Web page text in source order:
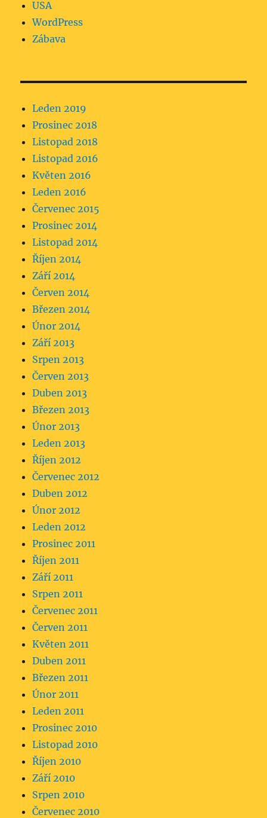
USA
WordPress
Zábava
Leden 2019
Prosinec 2018
Listopad 2018
Listopad 2016
Květen 2016
Leden 2016
Červenec 2015
Prosinec 2014
Listopad 2014
Říjen 2014
Září 2014
Červen 2014
Březen 2014
Únor 2014
Září 2013
Srpen 2013
Červen 2013
Duben 2013
Březen 2013
Únor 2013
Leden 2013
Říjen 2012
Červenec 2012
Duben 2012
Únor 2012
Leden 2012
Prosinec 2011
Říjen 2011
Září 2011
Srpen 2011
Červenec 2011
Červen 2011
Květen 2011
Duben 2011
Březen 2011
Únor 2011
Leden 2011
Prosinec 2010
Listopad 2010
Říjen 2010
Září 2010
Srpen 2010
Červenec 2010